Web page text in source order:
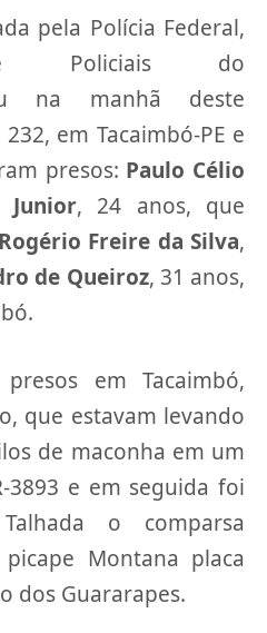
pela Polícia Federal,
e Policiais do
na manhã deste
em Tacaimbó-PE e
presos: Paulo Célio
Junior, 24 anos, que
Rogério Freire da Silva,
de Queiroz, 31 anos,
em Tacaimbó,
que estavam levando
de maconha em um
3893 e em seguida foi
o comparsa
Montana placa
dos Guararapes.